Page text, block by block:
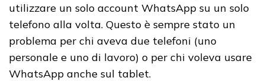
utilizzare un solo account WhatsApp su un solo
telefono alla volta. Questo è sempre stato un
problema per chi aveva due telefoni (uno
personale e uno di lavoro) o per chi voleva usare
WhatsApp anche sul tablet.